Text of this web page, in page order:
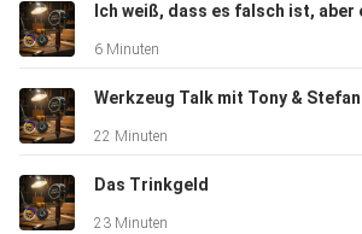
6 Minuten
Werkzeug Talk mit Tony & Stefan
22 Minuten
Das Trinkgeld
23 Minuten